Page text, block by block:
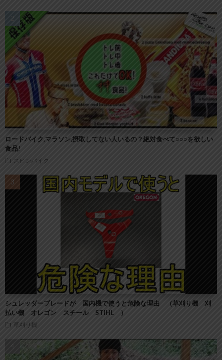
ロードバイク,マラソン,摂取してない人いるの？絶対食べて○○○を欲しい
食品!
スピンバイク
シュレッダーブレードが 国内機で使うと危険な理由 （草刈り機 刈
払い機 オレゴン スチール STIHL ）
草刈り機